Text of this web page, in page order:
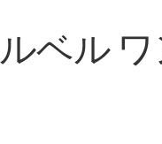
ルベル